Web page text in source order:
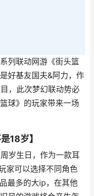
列联动网游《街头篮
好基友国夫&阿力，作
，此次梦幻联动势必
球》的玩家带来一场
18岁】
岁生日，作为一款耳
家可以选择不同角色
最多的大ip，在其他